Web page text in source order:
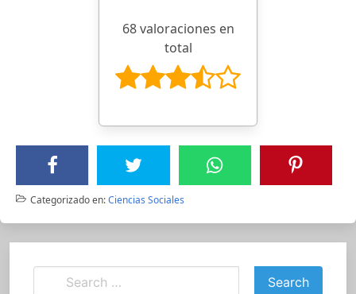
68 valoraciones en
total
Categorizado en:Ciencias Sociales